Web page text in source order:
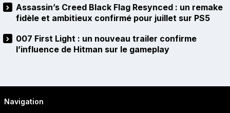
Assassin’s Creed Black Flag Resynced : un remake
fidèle et ambitieux confirmé pour juillet sur PS5
007 First Light : un nouveau trailer confirme
l’influence de Hitman sur le gameplay
Navigation